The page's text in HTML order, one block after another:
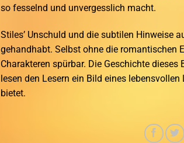
so fesselnd und unvergesslich macht.
Stiles’ Unschuld und die subtilen Hinweise
gehandhabt. Selbst ohne die romantischen
Charakteren spürbar. Die Geschichte
lesen den Lesern ein Bild eines
bietet.